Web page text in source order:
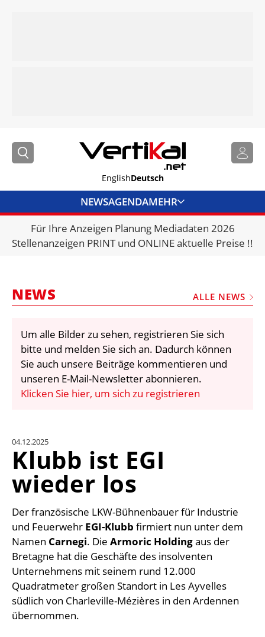
EnglishDeutsch
NEWSAGENDAMEHR
BRANCHENLINKS
VERMIETER
VIDEOS
BIBLIOTHEK
KRAN & BÜHNE
EINHEITENKONVERTER
KONTAKT
Für Ihre Anzeigen Planung Mediadaten 2026
Stellenanzeigen PRINT und ONLINE aktuelle Preise !!
NEWS ALLE NEWS
Um alle Bilder zu sehen, registrieren Sie sich
bitte und melden Sie sich an. Dadurch können
Sie auch unsere Beiträge kommentieren und
unseren E-Mail-Newsletter abonnieren.
Klicken Sie hier, um sich zu registrieren
04.12.2025
Klubb ist EGI
wieder los
Der französische LKW-Bühnenbauer für Industrie
und Feuerwehr EGI-Klubb firmiert nun unter dem
Namen Carnegi. Die Armoric Holdingaus der
Bretagne hat die Geschäfte des insolventen
Unternehmens mit seinem rund 12.000
Quadratmeter großen Standort in Les Ayvelles
südlich von Charleville-Mézières in den Ardennen
übernommen.